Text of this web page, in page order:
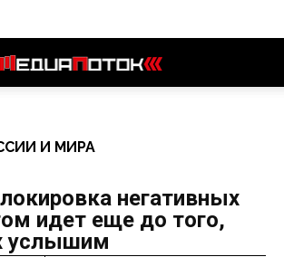
И МИРА
негативных
идет еще до того,
услышим